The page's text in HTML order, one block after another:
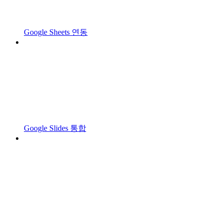
Google Sheets 연동
Google Slides 통합